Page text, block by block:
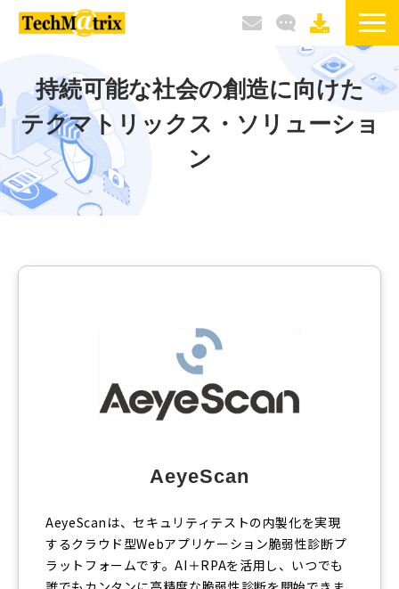
選ばれる理由
導入事例
持続可能な社会の創造に向けた
テクマトリックス・ソリューショ
ン
AeyeScan
AeyeScanは、セキュリティテストの内製化を実現
するクラウド型Webアプリケーション脆弱性診断プ
ラットフォームです。AI＋RPAを活用し、いつでも